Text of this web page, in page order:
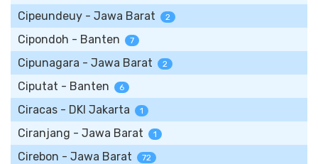
Cipeundeuy - Jawa Barat 2
Cipondoh - Banten 7
Cipunagara - Jawa Barat 2
Ciputat - Banten 6
Ciracas - DKI Jakarta 1
Ciranjang - Jawa Barat 1
Cirebon - Jawa Barat 72